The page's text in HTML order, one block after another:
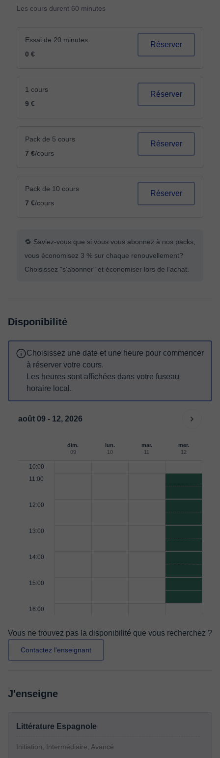
Les cours durent 60 minutes
Essai de 20 minutes
0 €
Réserver
1 cours
9 €
Réserver
Pack de 5 cours
7 €/cours
Réserver
Pack de 10 cours
7 €/cours
Réserver
🔁 Saviez-vous que si vous vous abonnez à nos packs,
vous économisez 3 % sur chaque renouvellement?
Choisissez "s'abonner" et économiser lors de l'achat.
Disponibilité
Choisissez une date et une heure pour commencer
à réserver votre cours.
Les heures sont affichées dans votre fuseau
horaire local.
août 09 - 12, 2026
dim.
09
lun.
10
mar.
11
mer.
12
10:00
11:00
12:00
13:00
14:00
15:00
16:00
Vous ne trouvez pas la disponibilité que vous recherchez ?
Contactez l'enseignant
J'enseigne
Littérature Espagnole
Initiation, Intermédiaire, Avancé